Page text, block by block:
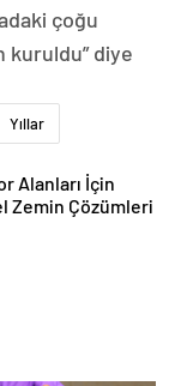
çoğu
kuruldu” diye
Yıllar
Alanları İçin
Zemin Çözümleri